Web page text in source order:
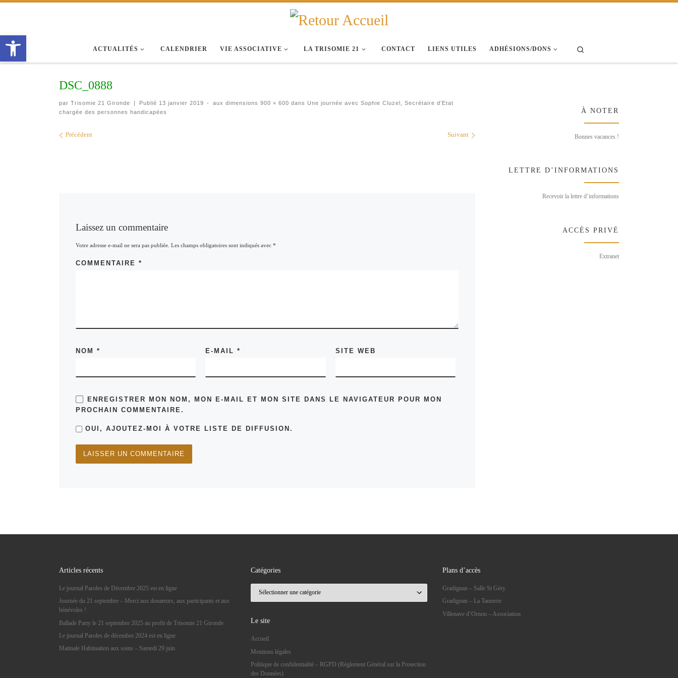
ACTUALITÉS CALENDRIER VIE ASSOCIATIVE LA TRISOMIE 21 CONTACT LIENS UTILES ADHÉSIONS/DONS
DSC_0888
par Trisomie 21 Gironde | Publié 13 janvier 2019 - aux dimensions 900 × 600 dans Une journée avec Sophie Cluzel, Secrétaire d’Etat
chargée des personnes handicapées
Navigation des images
Précédent Suivant
Laissez un commentaire
Votre adresse e-mail ne sera pas publiée. Les champs obligatoires sont indiqués avec *
COMMENTAIRE *
NOM * E-MAIL* SITE WEB
ENREGISTRER MON NOM, MON E-MAIL ET MON SITE DANS LE NAVIGATEUR POUR MON
PROCHAIN COMMENTAIRE.
OUI, AJOUTEZ-MOI À VOTRE LISTE DE DIFFUSION.
À NOTER
Bonnes vacances !
LETTRE D’INFORMATIONS
Recevoir la lettre d’informations
ACCÈS PRIVÉ
Extranet
Articles récents
Le journal Paroles de Décembre 2025 est en ligne
Journée du 21 septembre – Merci aux donateurs, aux participants et aux
bénévoles !
Ballade Party le 21 septembre 2025 au profit de Trisomie 21 Gironde
Le journal Paroles de décembre 2024 est en ligne
Matinale Habituation aux soins – Samedi 29 juin
Catégories
Le site
Accueil
Mentions légales
Politique de confidentialité – RGPD (Règlement Général sur la Protection
des Données)
Plans d’accès
Gradignan – Salle St Géry
Gradignan – La Tannerie
Villenave d’Ornon – Association
Ouvrir la barre d’outils